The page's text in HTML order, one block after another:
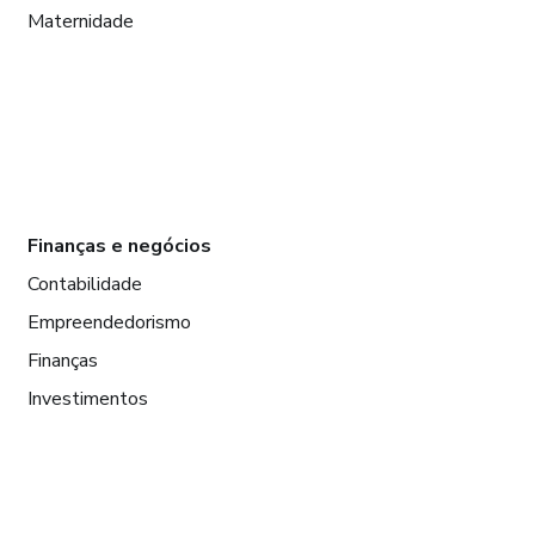
Maternidade
Finanças e negócios
Contabilidade
Empreendedorismo
Finanças
Investimentos